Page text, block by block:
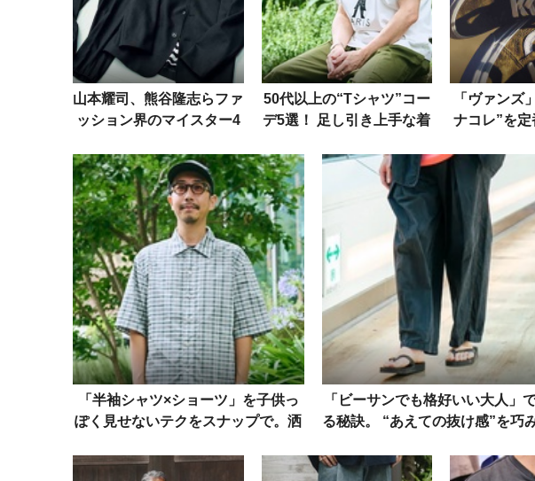
山本耀司、熊谷隆志らファ
ッション界のマイスター4
服」とは？
50代以上の“Tシャツ”コー
デ5選！ 足し引き上手な着
ら学ぶ
「ヴァンズ
ナコレ”を
の違いに
「半袖シャツ×ショーツ」を子供っ
ぽく見せないテクをスナップで。洒
「ビーサンでも格好いい大人」
る秘訣。 “あえての抜け感”を巧